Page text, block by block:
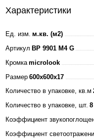
Характеристики
Ед. изм. м.кв. (м2)
Артикул BP 9901 M4 G
Кромка microlook
Размер 600x600x17
Количество в упаковке, кв.м
Количество в упаковке, шт. 8
Коэффициент
Коэффициент